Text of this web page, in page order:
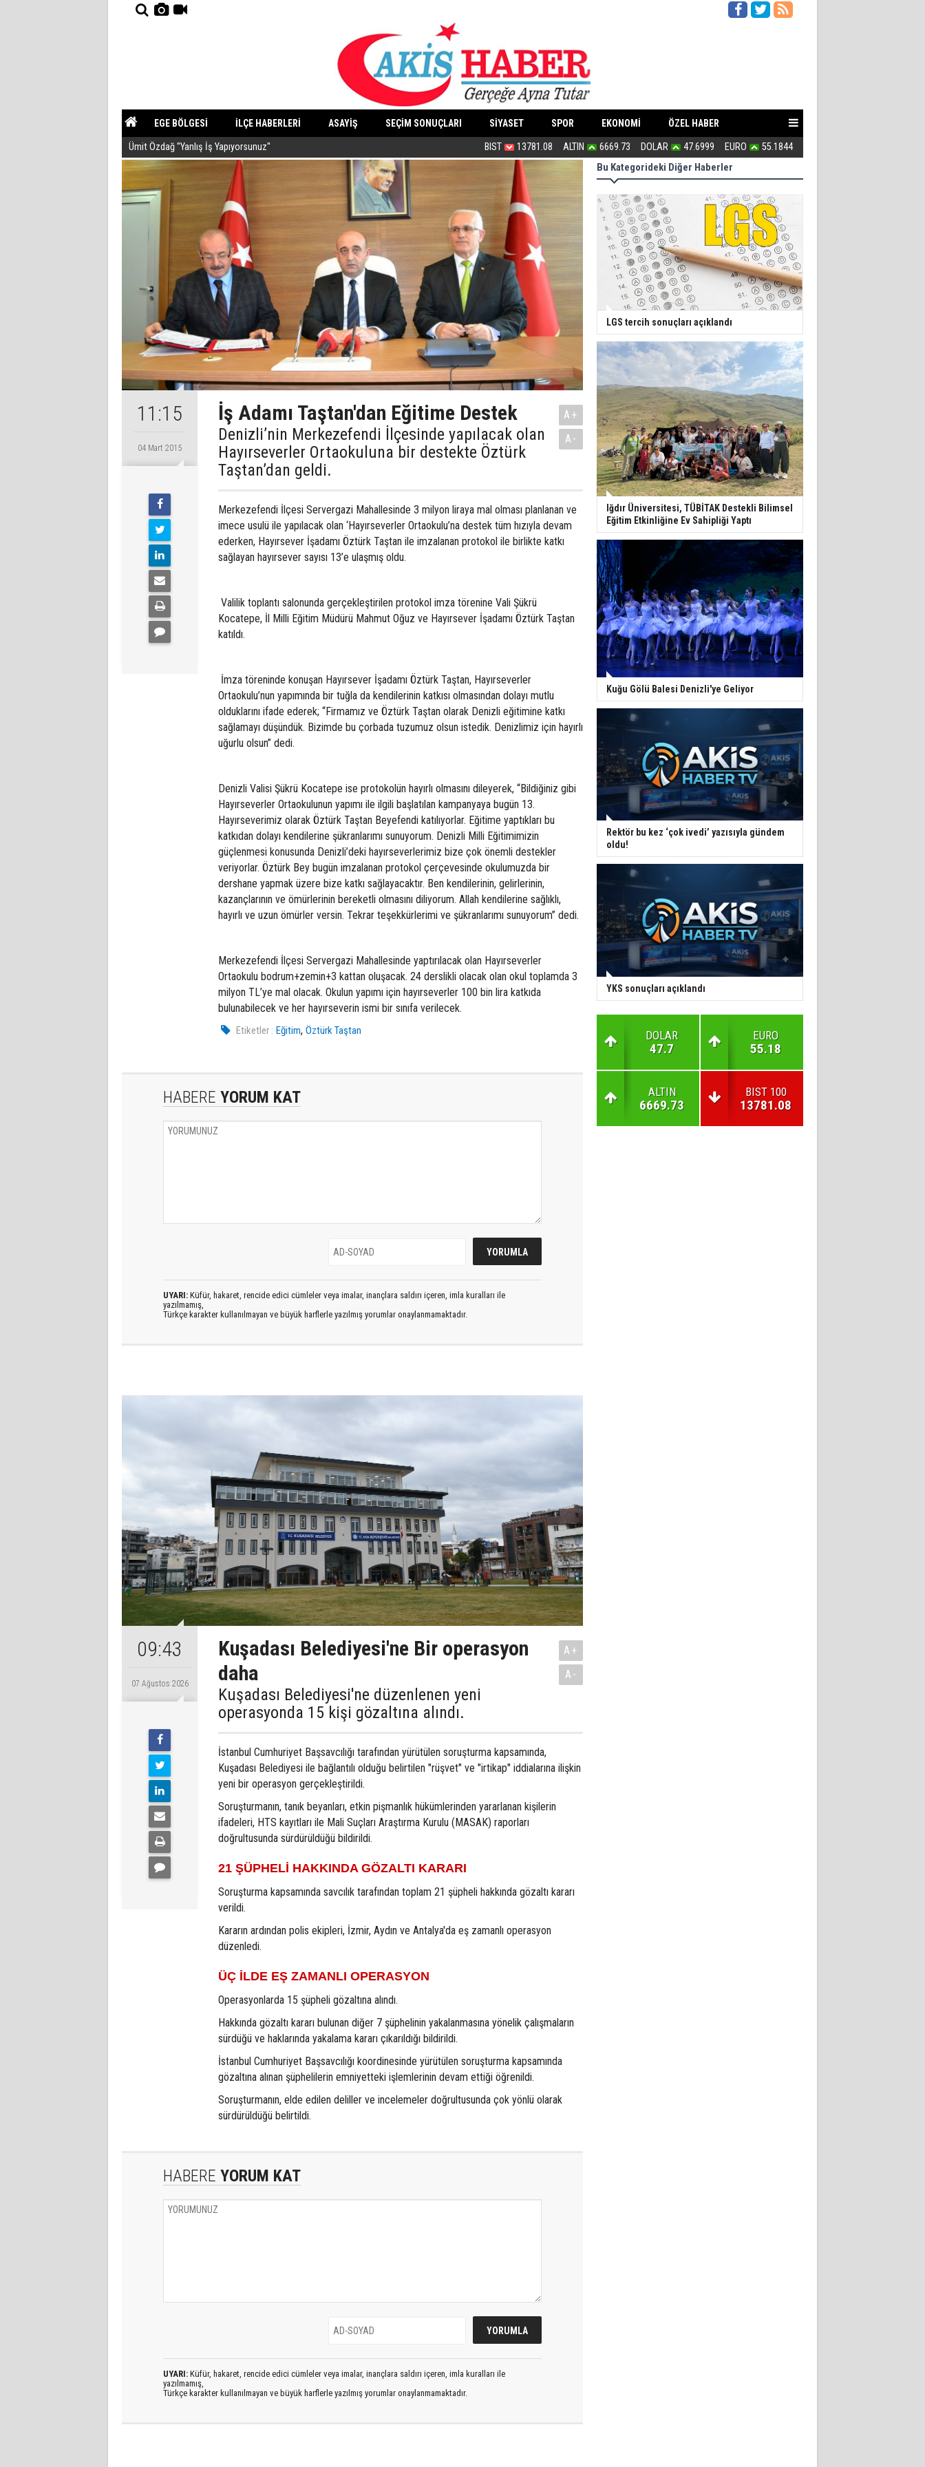
EGE BÖLGESİ İLÇE HABERLERİ ASAYİŞ SEÇİM SONUÇLARI SİYASET SPOR EKONOMİ ÖZEL HABER
YAZARLAR GÜNDEM
Ümit Özdağ ''Yanlış İş Yapıyorsunuz'' Bu haliyle kanunlaşırsa kaos yaşanır
BIST 13781.08 ALTIN 6669.73 DOLAR 47.6999 EURO 55.1844
11:15
04 Mart 2015
İş Adamı Taştan'dan Eğitime Destek
Denizli’nin Merkezefendi İlçesinde yapılacak olan
Hayırseverler Ortaokuluna bir destekte Öztürk
Taştan’dan geldi.
A+
A-
Merkezefendi İlçesi Servergazi Mahallesinde 3 milyon liraya mal olması planlanan ve
imece usulü ile yapılacak olan ‘Hayırseverler Ortaokulu’na destek tüm hızıyla devam
ederken, Hayırsever İşadamı Öztürk Taştan ile imzalanan protokol ile birlikte katkı
sağlayan hayırsever sayısı 13’e ulaşmış oldu.
Valilik toplantı salonunda gerçekleştirilen protokol imza törenine Vali Şükrü
Kocatepe, İl Milli Eğitim Müdürü Mahmut Oğuz ve Hayırsever İşadamı Öztürk Taştan
katıldı.
İmza töreninde konuşan Hayırsever İşadamı Öztürk Taştan, Hayırseverler
Ortaokulu’nun yapımında bir tuğla da kendilerinin katkısı olmasından dolayı mutlu
olduklarını ifade ederek; “Firmamız ve Öztürk Taştan olarak Denizli eğitimine katkı
sağlamayı düşündük. Bizimde bu çorbada tuzumuz olsun istedik. Denizlimiz için hayırlı
uğurlu olsun” dedi.
Denizli Valisi Şükrü Kocatepe ise protokolün hayırlı olmasını dileyerek, “Bildiğiniz gibi
Hayırseverler Ortaokulunun yapımı ile ilgili başlatılan kampanyaya bugün 13.
Hayırseverimiz olarak Öztürk Taştan Beyefendi katılıyorlar. Eğitime yaptıkları bu
katkıdan dolayı kendilerine şükranlarımı sunuyorum. Denizli Milli Eğitimimizin
güçlenmesi konusunda Denizli’deki hayırseverlerimiz bize çok önemli destekler
veriyorlar. Öztürk Bey bugün imzalanan protokol çerçevesinde okulumuzda bir
dershane yapmak üzere bize katkı sağlayacaktır. Ben kendilerinin, gelirlerinin,
kazançlarının ve ömürlerinin bereketli olmasını diliyorum. Allah kendilerine sağlıklı,
hayırlı ve uzun ömürler versin. Tekrar teşekkürlerimi ve şükranlarımı sunuyorum” dedi.
Merkezefendi İlçesi Servergazi Mahallesinde yaptırılacak olan Hayırseverler
Ortaokulu bodrum+zemin+3 kattan oluşacak. 24 derslikli olacak olan okul toplamda 3
milyon TL’ye mal olacak. Okulun yapımı için hayırseverler 100 bin lira katkıda
bulunabilecek ve her hayırseverin ismi bir sınıfa verilecek.
Etiketler : Eğitim,Öztürk Taştan
HABERE YORUM KAT
UYARI: Küfür, hakaret, rencide edici cümleler veya imalar, inançlara saldırı içeren, imla kuralları ile
yazılmamış,
Türkçe karakter kullanılmayan ve büyük harflerle yazılmış yorumlar onaylanmamaktadır.
09:43
07 Ağustos 2026
Kuşadası Belediyesi'ne Bir operasyon
daha
Kuşadası Belediyesi'ne düzenlenen yeni
operasyonda 15 kişi gözaltına alındı.
A+
A-
İstanbul Cumhuriyet Başsavcılığı tarafından yürütülen soruşturma kapsamında,
Kuşadası Belediyesi ile bağlantılı olduğu belirtilen "rüşvet" ve "irtikap" iddialarına ilişkin
yeni bir operasyon gerçekleştirildi.
Soruşturmanın, tanık beyanları, etkin pişmanlık hükümlerinden yararlanan kişilerin
ifadeleri, HTS kayıtları ile Mali Suçları Araştırma Kurulu (MASAK) raporları
doğrultusunda sürdürüldüğü bildirildi.
21 ŞÜPHELİ HAKKINDA GÖZALTI KARARI
Soruşturma kapsamında savcılık tarafından toplam 21 şüpheli hakkında gözaltı kararı
verildi.
Kararın ardından polis ekipleri, İzmir, Aydın ve Antalya'da eş zamanlı operasyon
düzenledi.
ÜÇ İLDE EŞ ZAMANLI OPERASYON
Operasyonlarda 15 şüpheli gözaltına alındı.
Hakkında gözaltı kararı bulunan diğer 7 şüphelinin yakalanmasına yönelik çalışmaların
sürdüğü ve haklarında yakalama kararı çıkarıldığı bildirildi.
İstanbul Cumhuriyet Başsavcılığı koordinesinde yürütülen soruşturma kapsamında
gözaltına alınan şüphelilerin emniyetteki işlemlerinin devam ettiği öğrenildi.
Soruşturmanın, elde edilen deliller ve incelemeler doğrultusunda çok yönlü olarak
sürdürüldüğü belirtildi.
HABERE YORUM KAT
UYARI: Küfür, hakaret, rencide edici cümleler veya imalar, inançlara saldırı içeren, imla kuralları ile
yazılmamış,
Türkçe karakter kullanılmayan ve büyük harflerle yazılmış yorumlar onaylanmamaktadır.
Bu Kategorideki Diğer Haberler
LGS tercih sonuçları açıklandı
Iğdır Üniversitesi, TÜBİTAK Destekli Bilimsel
Eğitim Etkinliğine Ev Sahipliği Yaptı
Kuğu Gölü Balesi Denizli'ye Geliyor
Rektör bu kez ‘çok ivedi’ yazısıyla gündem
oldu!
YKS sonuçları açıklandı
DOLAR
47.7
EURO
55.18
ALTIN
6669.73
BIST 100
13781.08